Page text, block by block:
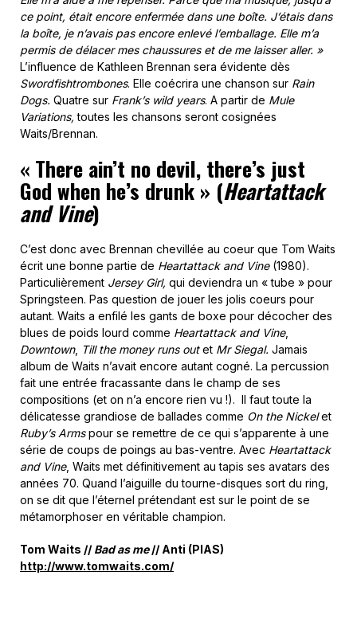
ce point, était encore enfermée dans une boîte. J’étais dans
la boîte, je n’avais pas encore enlevé l’emballage. Elle m’a
permis de délacer mes chaussures et de me laisser aller. »
L’influence de Kathleen Brennan sera évidente dès
Swordfishtrombones. Elle coécrira une chanson sur Rain
Dogs. Quatre sur Frank’s wild years. A partir de Mule
Variations, toutes les chansons seront cosignées
Waits/Brennan.
« There ain’t no devil, there’s just
God when he’s drunk» (Heartattack
and Vine)
C’est donc avec Brennan chevillée au coeur que Tom Waits
écrit une bonne partie de Heartattack and Vine(1980).
Particulièrement Jersey Girl, qui deviendra un « tube » pour
Springsteen. Pas question de jouer les jolis coeurs pour
autant. Waits a enfilé les gants de boxe pour décocher des
blues de poids lourd comme Heartattack and Vine,
Downtown, Till the money runs outet Mr Siegal. Jamais
album de Waits n’avait encore autant cogné. La percussion
fait une entrée fracassante dans le champ de ses
compositions (et on n’a encore rien vu !). Il faut toute la
délicatesse grandiose de ballades comme On the Nickelet
Ruby’s Armspour se remettre de ce qui s’apparente à une
série de coups de poings au bas-ventre. Avec Heartattack
and Vine, Waits met définitivement au tapis ses avatars des
années 70. Quand l’aiguille du tourne-disques sort du ring,
on se dit que l’éternel prétendant est sur le point de se
métamorphoser en véritable champion.
Tom Waits // Bad as me// Anti (PIAS)
http://www.tomwaits.com/